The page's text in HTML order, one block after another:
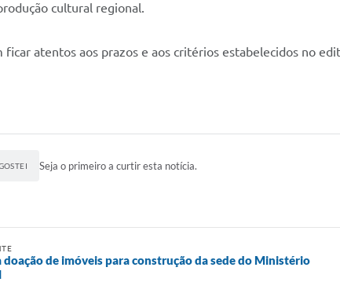
cultural regional.
ficar atentos aos prazos e aos critérios estabelecidos no
Seja o primeiro a curtir esta notícia.
doação de imóveis para construção da sede do Ministério